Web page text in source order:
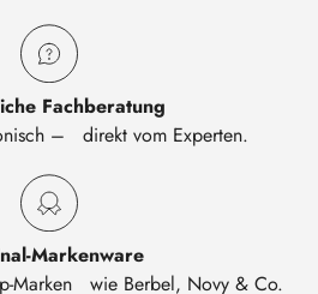
Fachberatung
– direkt vom Experten.
Markenware
Marken wie Berbel, Novy & Co.